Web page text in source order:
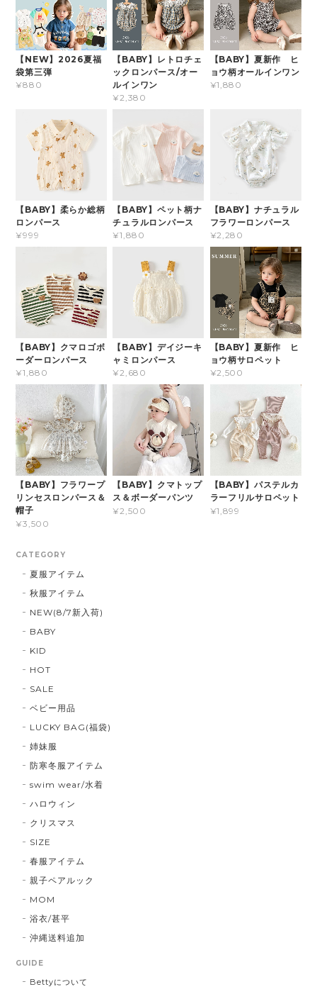
【NEW】2026夏福
袋第三弾
¥880
【BABY】レトロチェ
ックロンパース/オー
ルインワン
¥2,380
【BABY】夏新作 ヒ
ョウ柄オールインワン
¥1,880
【BABY】柔らか総柄
ロンパース
¥999
【BABY】ペット柄ナ
チュラルロンパース
¥1,880
【BABY】ナチュラル
フラワーロンパース
¥2,280
【BABY】クマロゴボ
ーダーロンパース
¥1,880
【BABY】デイジーキ
ャミロンパース
¥2,680
【BABY】夏新作 ヒ
ョウ柄サロペット
¥2,500
【BABY】フラワープ
リンセスロンパース＆
帽子
¥3,500
【BABY】クマトップ
ス＆ボーダーパンツ
¥2,500
【BABY】パステルカ
ラーフリルサロペット
¥1,899
CATEGORY
夏服アイテム
秋服アイテム
NEW(8/7新入荷)
BABY
KID
HOT
SALE
ベビー用品
LUCKY BAG(福袋)
姉妹服
防寒冬服アイテム
swim wear/水着
ハロウィン
クリスマス
SIZE
春服アイテム
親子ペアルック
MOM
浴衣/甚平
沖縄送料追加
GUIDE
Bettyについて